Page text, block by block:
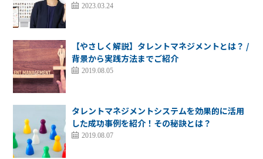
2023.03.24
【やさしく解説】タレントマネジメントとは？ /
背景から実践方法までご紹介
2019.08.05
タレントマネジメントシステムを効果的に活用
した成功事例を紹介！その秘訣とは？
2019.08.07